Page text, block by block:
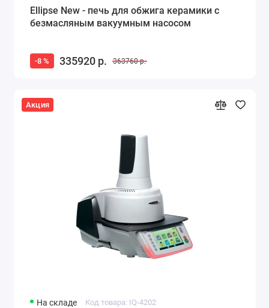
Ellipse New - печь для обжига керамики с
безмасляным вакуумным насосом
-8 % 335920 р. 363760 р.
Акция
На складе Код товара: IQ-4202